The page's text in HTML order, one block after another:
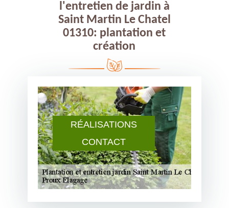
RÉALISATIONS
CONTACT
l'entretien de jardin à
Saint Martin Le Chatel
01310: plantation et
création